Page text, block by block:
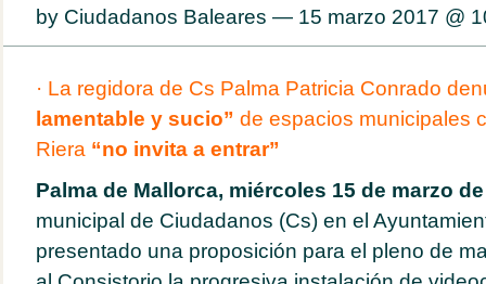
by Ciudadanos Baleares — 15 marzo 2017 @
· La regidora de Cs Palma Patricia Conrado
lamentable y sucio” de espacios municipales
Riera “no invita a entrar”
Palma de Mallorca, miércoles 15 de marzo
municipal de Ciudadanos (Cs) en el
presentado una proposición para el pleno de